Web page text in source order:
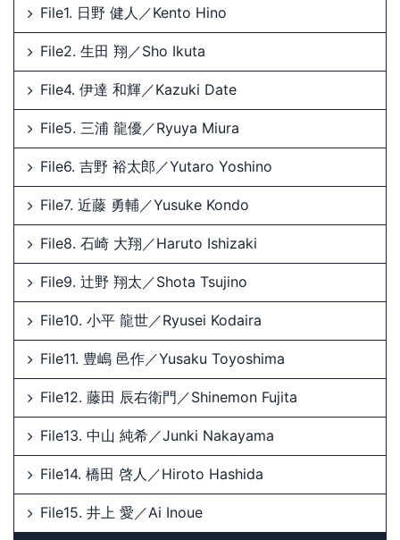
File1. 日野 健人／Kento Hino
File2. 生田 翔／Sho Ikuta
File4. 伊達 和輝／Kazuki Date
File5. 三浦 龍優／Ryuya Miura
File6. 吉野 裕太郎／Yutaro Yoshino
File7. 近藤 勇輔／Yusuke Kondo
File8. 石崎 大翔／Haruto Ishizaki
File9. 辻野 翔太／Shota Tsujino
File10. 小平 龍世／Ryusei Kodaira
File11. 豊嶋 邑作／Yusaku Toyoshima
File12. 藤田 辰右衛門／Shinemon Fujita
File13. 中山 純希／Junki Nakayama
File14. 橋田 啓人／Hiroto Hashida
File15. 井上 愛／Ai Inoue